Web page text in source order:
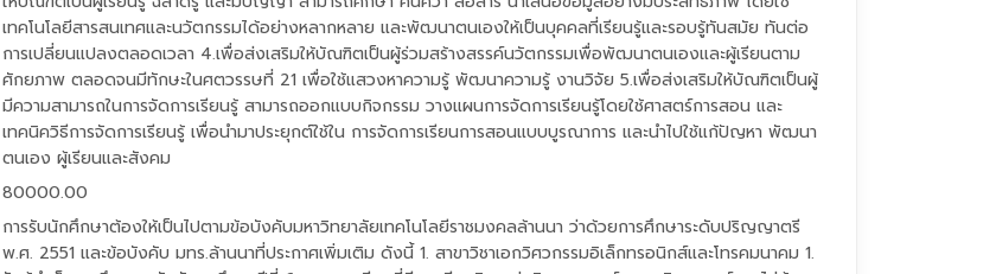
เทคโนโลยีสารสนเทศและนวัตกรรมได้อย่างหลากหลาย และพัฒนาตนเองให้เป็นบุคคลที่เรียนรู้และรอบรู้ทันสมัย ทันต่อ
การเปลี่ยนแปลงตลอดเวลา 4.เพื่อส่งเสริมให้บัณฑิตเป็นผู้ร่วมสร้างสรรค์นวัตกรรมเพื่อพัฒนาตนเองและผู้เรียนตาม
ศักยภาพ ตลอดจนมีทักษะในศตวรรษที่ 21 เพื่อใช้แสวงหาความรู้ พัฒนาความรู้ งานวิจัย 5.เพื่อส่งเสริมให้บัณฑิตเป็นผู้
มีความสามารถในการจัดการเรียนรู้ สามารถออกแบบกิจกรรม วางแผนการจัดการเรียนรู้โดยใช้ศาสตร์การสอน และ
เทคนิควิธีการจัดการเรียนรู้ เพื่อนำมาประยุกต์ใช้ใน การจัดการเรียนการสอนแบบบูรณาการ และนำไปใช้แก้ปัญหา พัฒนา
ตนเอง ผู้เรียนและสังคม
80000.00
การรับนักศึกษาต้องให้เป็นไปตามข้อบังคับมหาวิทยาลัยเทคโนโลยีราชมงคลล้านนา ว่าด้วยการศึกษาระดับปริญญาตรี
พ.ศ. 2551 และข้อบังคับ มทร.ล้านนาที่ประกาศเพิ่มเติม ดังนี้ 1. สาขาวิชาเอกวิศวกรรมอิเล็กทรอนิกส์และโทรคมนาคม 1.